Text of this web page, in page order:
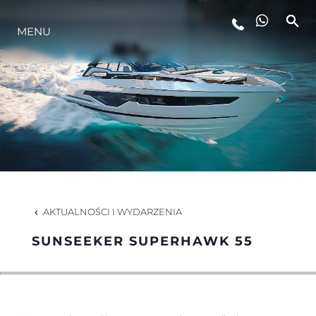
STYL ŻYCIA
INNOWACJA
PRZEDSIĘBIORSTWO
MENU
AKTUALNOŚCI I WYDARZENIA
SUNSEEKER SUPERHAWK 55